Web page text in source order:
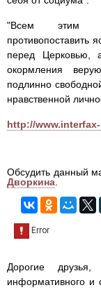
"Всем этим
противопоставить
перед Церковью,
окормления
подлинно
нравственной
http://
Обсудить данный
Дворкина
Дорогие
информативного и